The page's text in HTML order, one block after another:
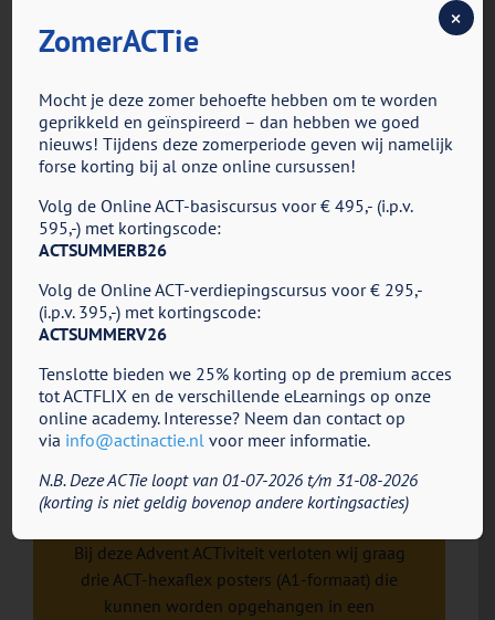
hexaflex poster
Bij deze Advent ACTiviteit verloten wij graag
drie ACT-hexaflex posters (A1-formaat) die
kunnen worden opgehangen in een
ZomerACTie
Mocht je deze zomer behoefte hebben om te worden
geprikkeld en geïnspireerd – dan hebben we goed
nieuws! Tijdens deze zomerperiode geven wij namelijk
forse korting bij al onze online cursussen!
Volg de Online ACT-basiscursus voor € 495,- (i.p.v.
595,-) met kortingscode:
ACTSUMMERB26
Volg de Online ACT-verdiepingscursus voor € 295,-
(i.p.v. 395,-) met kortingscode:
ACTSUMMERV26
Tenslotte bieden we 25% korting op de premium acces
tot ACTFLIX en de verschillende eLearnings op onze
online academy. Interesse? Neem dan contact op
via info@actinactie.nl voor meer informatie.
N.B. Deze ACTie loopt van 01-07-2026 t/m 31-08-2026
(korting is niet geldig bovenop andere kortingsacties)
×